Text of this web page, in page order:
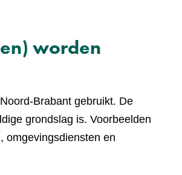
worden
Brabant gebruikt. De
grondslag is. Voorbeelden
omgevingsdiensten en